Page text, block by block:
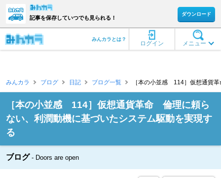
記事を保存していつでも見られる！
ダウンロード
メニュー
ログイン
みんカラとは？
みんカラ ブログ 日記 ブログ一覧 ［本の小並感 114］仮想通貨
［本の小並感 114］仮想通貨革命 倫理に頼ら
ない、利潤動機に基づいたシステム駆動を実現す
る
ブログ Doors are open